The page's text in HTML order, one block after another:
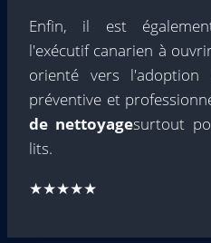
Enfin, il est
l'exécutif canarien à
orienté vers
préventive et
de nettoyagesurtout
lits.
★★★★★